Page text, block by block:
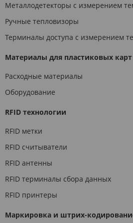
Металлодетекторы с измерением
Ручные тепловизоры
Терминалы доступа с измерением
Материалы для пластиковых карт
Расходные материалы
Оборудование
RFID технологии
RFID метки
RFID считыватели
RFID антенны
RFID терминалы сбора данных
RFID принтеры
Маркировка и штрих-